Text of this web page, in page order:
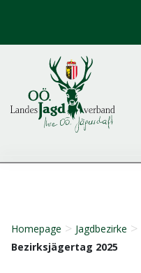
Homepage > Jagdbezirke >
Bezirksjägertag 2025